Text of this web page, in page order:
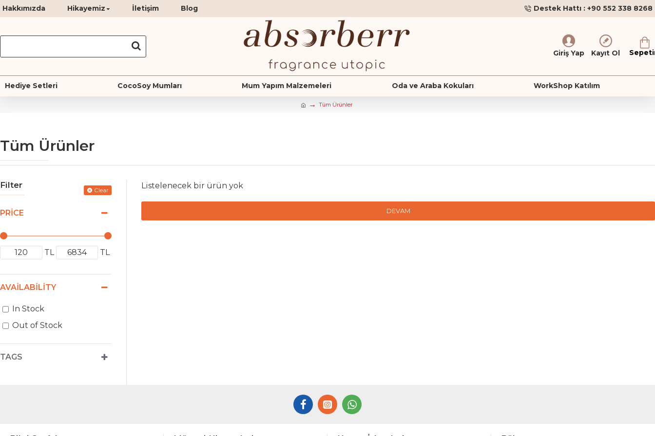
Hakkımızda Hikayemiz İletişim Blog Destek Hattı : +90 552 338 8268
Giriş Yap Kayıt Ol
Hediye Setleri CocoSoy Mumları Mum Yapım Malzemeleri Oda ve Araba Kokuları WorkShop Katılım
Tüm Ürünler
Tüm Ürünler
Filter Clear
PRICE
TL TL
TAGS
AVAILABILITY
In Stock
Out of Stock
Listelenecek bir ürün yok
DEVAM